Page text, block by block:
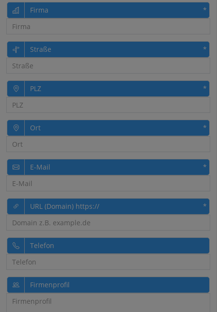
Firma
Straße
PLZ
Ort
E-Mail
URL (Domain) https://
Telefon
Firmenprofil